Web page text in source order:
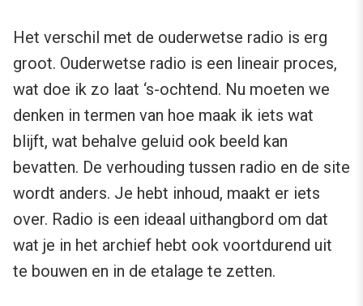
Het verschil met de ouderwetse radio is erg
groot. Ouderwetse radio is een lineair proces,
wat doe ik zo laat ‘s-ochtend. Nu moeten we
denken in termen van hoe maak ik iets wat
blijft, wat behalve geluid ook beeld kan
bevatten. De verhouding tussen radio en de site
wordt anders. Je hebt inhoud, maakt er iets
over. Radio is een ideaal uithangbord om dat
wat je in het archief hebt ook voortdurend uit
te bouwen en in de etalage te zetten.